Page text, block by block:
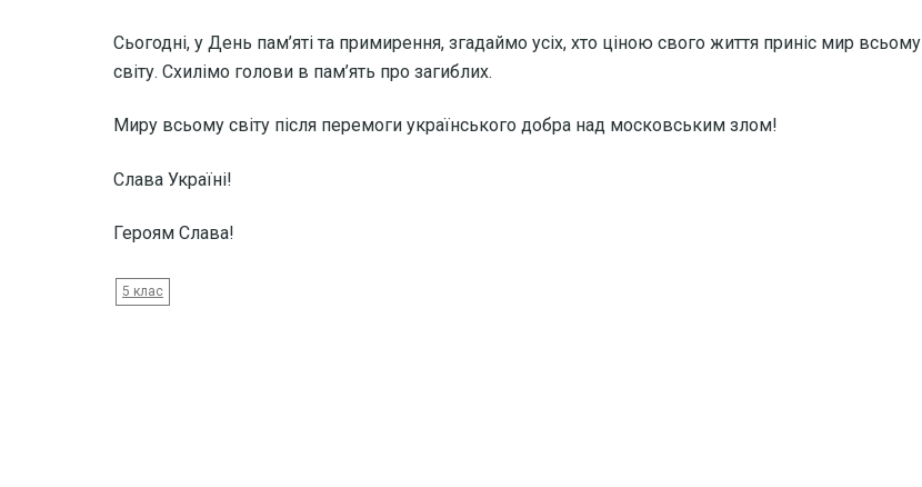
Сьогодні, у День пам’яті та примирення, згадаймо усіх, хто ціною свого життя приніс мир всьому
світу. Схилімо голови в пам’ять про загиблих.
Миру всьому світу після перемоги українського добра над московським злом!
Слава Україні!
Героям Слава!
5 клас